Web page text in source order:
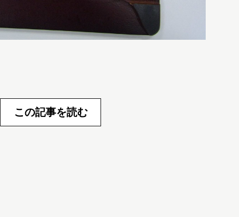
この記事を読む